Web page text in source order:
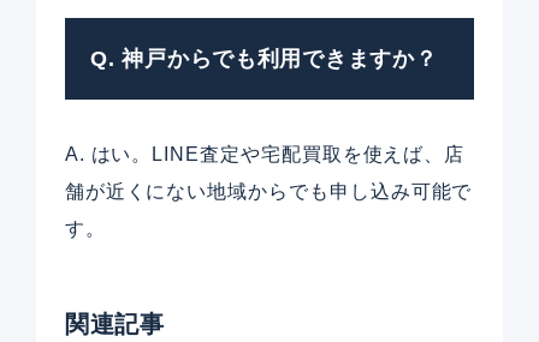
Q. 神戸からでも利用できますか？
A. はい。LINE査定や宅配買取を使えば、店
舗が近くにない地域からでも申し込み可能で
す。
関連記事